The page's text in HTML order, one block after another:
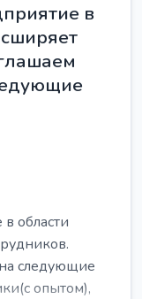
в
области
следующие
опытом),